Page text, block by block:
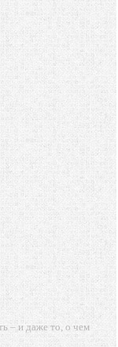
– и даже то, о чем